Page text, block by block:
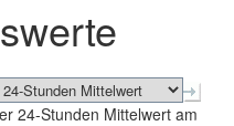
schließen
24-Stunden Mittelwert am